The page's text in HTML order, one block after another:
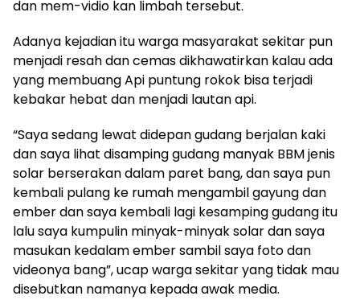
dan mem-vidio kan limbah tersebut.
Adanya kejadian itu warga masyarakat sekitar pun
menjadi resah dan cemas dikhawatirkan kalau ada
yang membuang Api puntung rokok bisa terjadi
kebakar hebat dan menjadi lautan api.
“Saya sedang lewat didepan gudang berjalan kaki
dan saya lihat disamping gudang manyak BBM jenis
solar berserakan dalam paret bang, dan saya pun
kembali pulang ke rumah mengambil gayung dan
ember dan saya kembali lagi kesamping gudang itu
lalu saya kumpulin minyak-minyak solar dan saya
masukan kedalam ember sambil saya foto dan
videonya bang”, ucap warga sekitar yang tidak mau
disebutkan namanya kepada awak media.